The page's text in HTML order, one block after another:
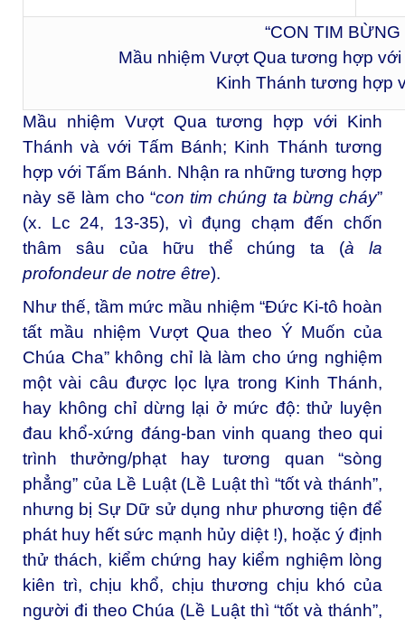
“CON TIM BỪNG
Mầu nhiệm Vượt Qua tương hợp
Kinh Thánh tương hợp
Mầu nhiệm Vượt Qua tương hợp với Kinh
Thánh và với Tấm Bánh; Kinh Thánh tương
hợp với Tấm Bánh. Nhận ra những tương hợp
này sẽ làm cho “con tim chúng ta bừng cháy”
(x. Lc 24, 13-35), vì đụng chạm đến chốn
thâm sâu của hữu thể chúng ta (à la
profondeur de notre être).
Như thế, tầm mức mầu nhiệm “Đức Ki-tô hoàn
tất mầu nhiệm Vượt Qua theo Ý Muốn của
Chúa Cha” không chỉ là làm cho ứng nghiệm
một vài câu được lọc lựa trong Kinh Thánh,
hay không chỉ dừng lại ở mức độ: thử luyện
đau khổ-xứng đáng-ban vinh quang theo qui
trình thưởng/phạt hay tương quan “sòng
phẳng” của Lề Luật (Lề Luật thì “tốt và thánh”,
nhưng bị Sự Dữ sử dụng như phương tiện để
phát huy hết sức mạnh hủy diệt !), hoặc ý định
thử thách, kiểm chứng hay kiểm nghiệm lòng
kiên trì, chịu khổ, chịu thương chịu khó của
người đi theo Chúa (Lề Luật thì “tốt và thánh”,